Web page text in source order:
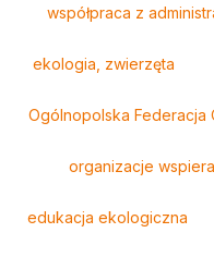
współpraca z
ekologia, zwierzęta
Ogólnopolska Federacja
organizacje
edukacja ekologiczna